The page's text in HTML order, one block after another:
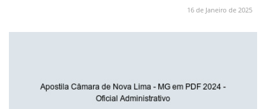
16 de Janeiro de 2025